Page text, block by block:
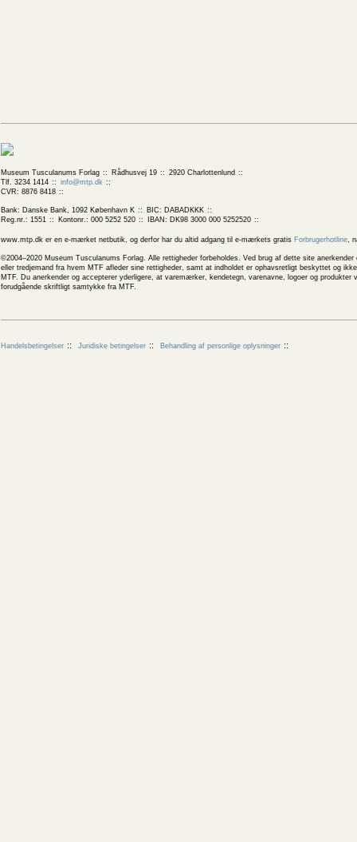
Museum Tusculanums Forlag Rådhusvej 19
2920 Charlottenlund
Tlf. 3234 1414
info@mtp.dk
CVR: 8876 8418
Bank: Danske Bank, 1092 København K
BIC: DABADKKK
Reg.nr.: 1551
Kontonr.: 000 5252 520 IBAN: DK98 3000 000 5252520
www.mtp.dk er en e-mærket netbutik, og derfor har du altid adgang til e-mærkets gratis Forbrugerhotline,
©2004–2020 Museum Tusculanums Forlag. Alle rettigheder forbeholdes. Ved brug af dette site
eller tredjemand fra hvem MTF afleder sine rettigheder, samt at indholdet er ophavsretligt beskyttet og
MTF. Du anerkender og accepterer yderligere, at varemærker, kendetegn, varenavne, logoer og
forudgående skriftligt samtykke fra MTF.
Handelsbetingelser Juridiske betingelser Behandling af personlige oplysninger